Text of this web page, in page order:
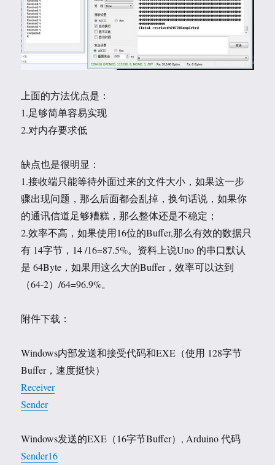
上面的方法优点是：
1.足够简单容易实现
2.对内存要求低
缺点也是很明显：
1.接收端只能等待外面过来的文件大小，如果这一步
骤出现问题，那么后面都会乱掉，换句话说，如果你
的通讯信道足够糟糕，那么整体还是不稳定；
2.效率不高，如果使用16位的Buffer,那么有效的数据只
有 14字节，14 /16=87.5%。资料上说Uno 的串口默认
是 64Byte，如果用这么大的Buffer，效率可以达到
（64-2）/64=96.9%。
附件下载：
Windows内部发送和接受代码和EXE（使用 128字节
Buffer，速度挺快）
Receiver
Sender
Windows发送的EXE（16字节Buffer）, Arduino 代码
Sender16